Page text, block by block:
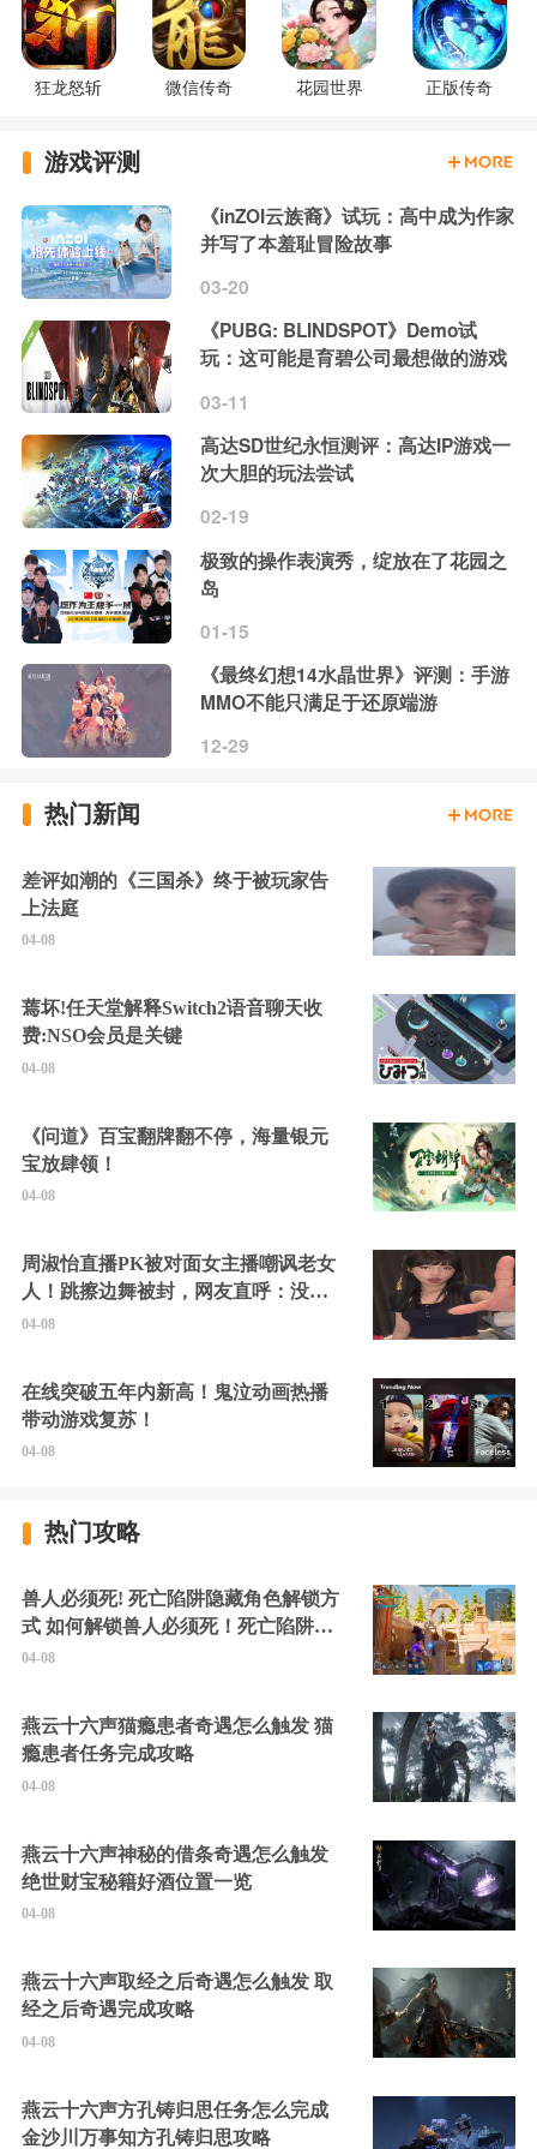
狂龙怒斩 微信传奇 花园世界 正版传奇
游戏评测
《inZOI云族裔》试玩：高中成为作家
并写了本羞耻冒险故事
03-20
《PUBG: BLINDSPOT》Demo试
玩：这可能是育碧公司最想做的游戏
03-11
高达SD世纪永恒测评：高达IP游戏一
次大胆的玩法尝试
02-19
极致的操作表演秀，绽放在了花园之
岛
01-15
《最终幻想14水晶世界》评测：手游
MMO不能只满足于还原端游
12-29
热门新闻
差评如潮的《三国杀》终于被玩家告
上法庭
04-08
蔫坏!任天堂解释Switch2语音聊天收
费:NSO会员是关键
04-08
《问道》百宝翻牌翻不停，海量银元
宝放肆领！
04-08
周淑怡直播PK被对面女主播嘲讽老女
人！跳擦边舞被封，网友直呼：没边
硬擦封的好！
04-08
在线突破五年内新高！鬼泣动画热播
带动游戏复苏！
04-08
热门攻略
兽人必须死! 死亡陷阱隐藏角色解锁方
式 如何解锁兽人必须死！死亡陷阱中
的隐藏角色
04-08
燕云十六声猫瘾患者奇遇怎么触发 猫
瘾患者任务完成攻略
04-08
燕云十六声神秘的借条奇遇怎么触发
绝世财宝秘籍好酒位置一览
04-08
燕云十六声取经之后奇遇怎么触发 取
经之后奇遇完成攻略
04-08
燕云十六声方孔铸归思任务怎么完成
金沙川万事知方孔铸归思攻略